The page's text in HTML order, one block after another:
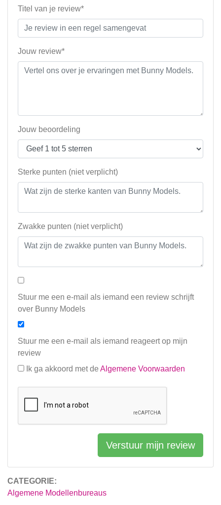
CATEGORIE:
Algemene Modellenbureaus
Titel van je review*
Jouw review*
Jouw beoordeling
Sterke punten (niet verplicht)
Zwakke punten (niet verplicht)
Stuur me een e-mail als iemand een review schrijft
over Bunny Models
Stuur me een e-mail als iemand reageert op mijn
review
Ik ga akkoord met de Algemene Voorwaarden
Verstuur mijn review